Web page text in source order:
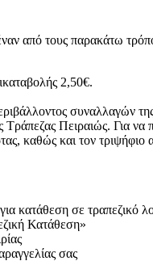
από τους παρακάτω
2,50€.
συναλλαγών
Πειραιώς. Για
καθώς και τον
κατάθεση σε τραπεζικό
Κατάθεση»
σας